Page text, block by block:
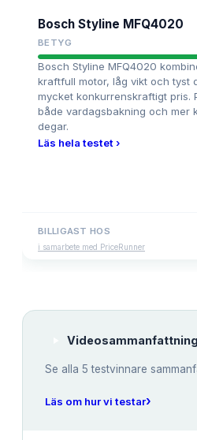
Bosch Styline MFQ4020
BETYG
Bosch Styline MFQ4020
kraftfull motor, låg vikt och tyst
mycket konkurrenskraftigt pris.
både vardagsbakning och mer
degar.
Läs hela testet ›
BILLIGAST HOS
i samarbete med PriceRunner
Videosammanfattning
Se alla 5 testvinnare
Läs om hur vi testar›